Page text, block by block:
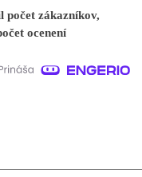
počet zákazníkov,
ocenení